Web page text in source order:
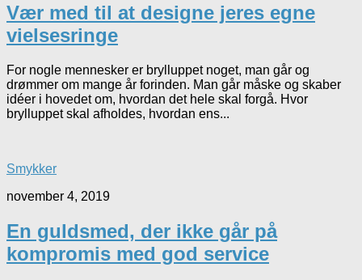
Vær med til at designe jeres egne
vielsesringe
For nogle mennesker er brylluppet noget, man går og
drømmer om mange år forinden. Man går måske og skaber
idéer i hovedet om, hvordan det hele skal forgå. Hvor
brylluppet skal afholdes, hvordan ens...
Smykker
november 4, 2019
En guldsmed, der ikke går på
kompromis med god service